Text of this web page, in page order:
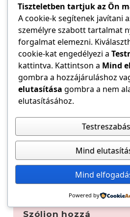
26. A tanúsítások
szabályozása
Lényegében befejeződött a
tagozatok továbbképzési
szabályozása: az Elnökség
tervezetét elfogadta. Ezzel
továbbképzése szabályozott,
Ugyanakkor még rendezendő,
kiadó tagozatok a
alkalmazzák ezeket. Ennek
megfelelő módok közös
ülését követően még ez évben
Szóljon hozzá
Tiszteletben tartjuk az Ön
A cookie-k segítenek javítani
személyre szabott tartalmat
forgalmat elemezni.
cookie-kat engedélyezi a
kattintva. Kattintson a Mind
gombra a hozzájáruláshoz
elutasítása gombra a nem
elutasításához.
Testreszabás
Mind
Mind
Powered by